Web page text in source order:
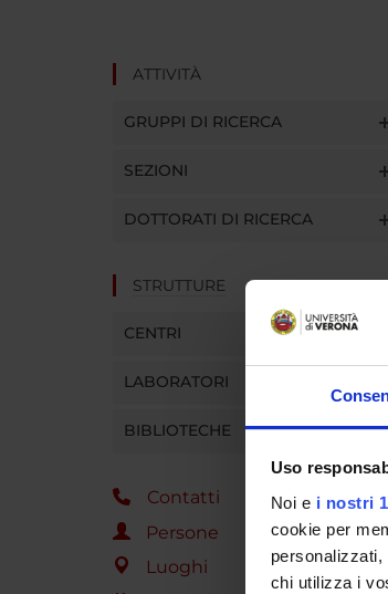
Uso
Noi e i nostri
cookie per
chi utilizza i
ATTIVITÀ
GRUPPI DI RICERCA
SEZIONI
DOTTORATI DI RICERCA
STRUTTURE
CENTRI
LABORATORI
BIBLIOTECHE
Contatti
Persone
Luoghi